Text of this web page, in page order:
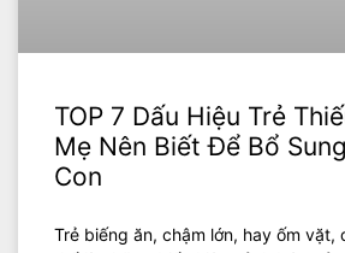
TOP 7 Dấu Hiệu Trẻ
Mẹ Nên Biết Để Bổ
Con
Trẻ biếng ăn, chậm lớn, hay ốm